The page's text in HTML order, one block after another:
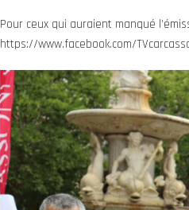
Pour ceux qui auraient manqué
https://www.facebook.com/